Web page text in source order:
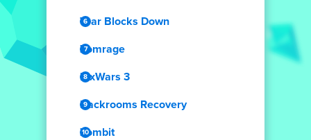
Tear Blocks Down
Zomrage
PixWars 3
Backrooms Recovery
Zombit